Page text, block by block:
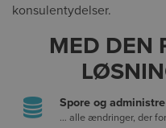
konsulentydelser.
MED DEN
Spore og administre
… alle ændringer, der